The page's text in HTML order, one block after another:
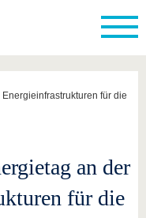
für die
an der
für die